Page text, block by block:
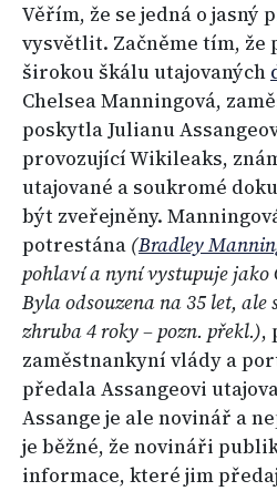
Věřím, že se jedná o jasný
vysvětlit. Začněme tím, že
širokou škálu utajovaných
Chelsea Manningová,
poskytla Julianu
provozující Wikileaks,
utajované a soukromé
být zveřejněny.
potrestána (Bradley
pohlaví a nyní vystupuje jako
Byla odsouzena na 35 let, ale
zhruba 4 roky –pozn. překl.),
zaměstnankyní vlády a
předala Assangeovi
Assange je ale novinář a
je běžné, že novináři
informace, které jim